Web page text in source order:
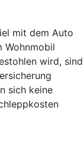
mit dem Auto
Wohnmobil
wird, sind
sich keine